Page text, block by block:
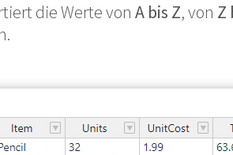
die Werte von A bis Z, von Z